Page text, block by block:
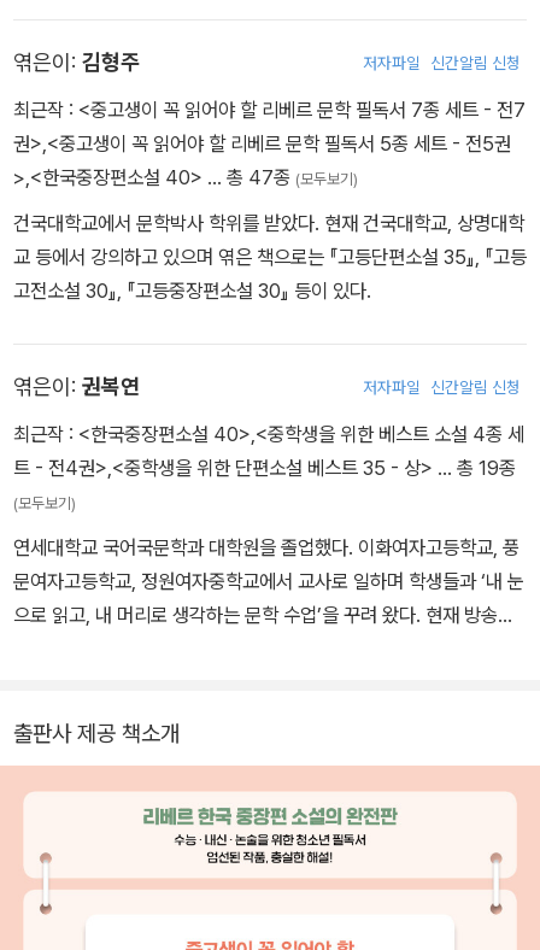
는 배』 『도시의 고양이들』 『우리들의 시간』 『버리고 갈 것만 남아서
참 홀가분하다』 『슬픔도 기쁨도 왜 이리 찬란한가』 『산다는 슬픔』 등
영하며 문학과 예술의 발전을 위해 힘썼다. 현대문학신인상, 한국여
류문학상, 월탄문학상, 인촌상, 호암예술상 등을 수상했고 칠레 정부
로부터 가브리엘라 미스트랄 문학 기념 메달을 받았다. 2008년 5월
5일 타계했다. 대한민국 정부는 한국문학에 기여한 공로를 기려 금관
문화훈장을 추서했다.
엮은이: 김형주 저자파일 신간알림 신청
최근작 : <중고생이 꼭 읽어야 할 리베르 문학 필독서 7종 세트 - 전7
권>,<중고생이 꼭 읽어야 할 리베르 문학 필독서 5종 세트 - 전5권
>,<한국중장편소설 40> … 총 47종 (모두보기)
건국대학교에서 문학박사 학위를 받았다. 현재 건국대학교, 상명대학
교 등에서 강의하고 있으며 엮은 책으로는 『고등단편소설 35』, 『고등
고전소설 30』, 『고등중장편소설 30』 등이 있다.
엮은이: 권복연 저자파일 신간알림 신청
최근작 : <한국중장편소설 40>,<중학생을 위한 베스트 소설 4종 세
트 - 전4권>,<중학생을 위한 단편소설 베스트 35 - 상> … 총 19종
(모두보기)
연세대학교 국어국문학과 대학원을 졸업했다. 이화여자고등학교, 풍
문여자고등학교, 정원여자중학교에서 교사로 일하며 학생들과 ‘내 눈
으로 읽고, 내 머리로 생각하는 문학 수업’을 꾸려 왔다. 현재 방송통
출판사 제공 책소개